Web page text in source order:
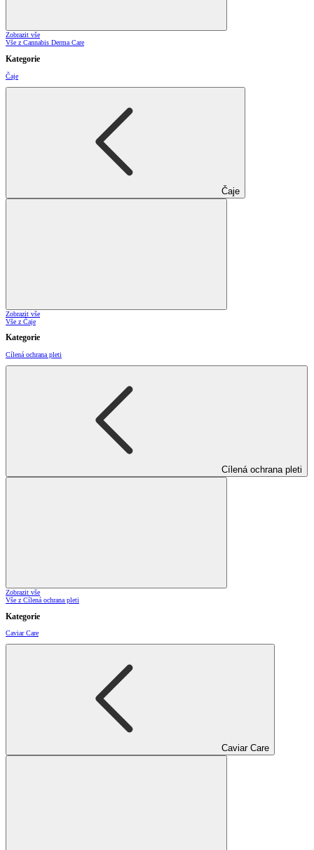
Zobrazit vše
Vše z Cannabis Derma Care
Kategorie
Čaje
Čaje
Zobrazit vše
Vše z Čaje
Kategorie
Cílená ochrana pleti
Cílená ochrana pleti
Zobrazit vše
Vše z Cílená ochrana pleti
Kategorie
Caviar Care
Caviar Care